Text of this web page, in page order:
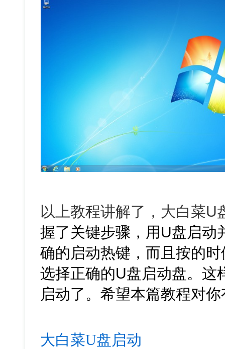
以上教程讲解了，大白菜U
握了关键步骤，用U盘启动
确的启动热键，而且按的
选择正确的U盘启动盘。这
启动了。希望本篇教程对
大白菜U盘启动